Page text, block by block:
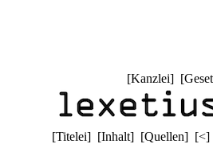
[Kanzlei] [
[Titelei] [Inhalt] [Quellen] [<]